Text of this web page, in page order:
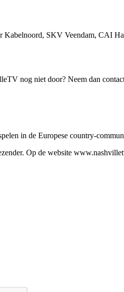
Kabelnoord, SKV Veendam, CAI
nog niet door? Neem dan
in de Europese country-
Op de website